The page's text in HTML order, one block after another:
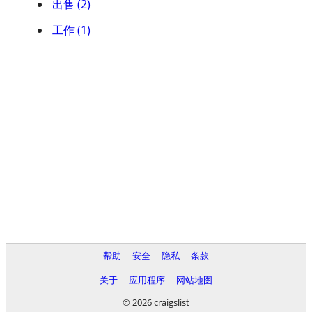
出售 (2)
工作 (1)
帮助 安全 隐私
条款
关于
应用程序
网站地图
© 2026 craigslist